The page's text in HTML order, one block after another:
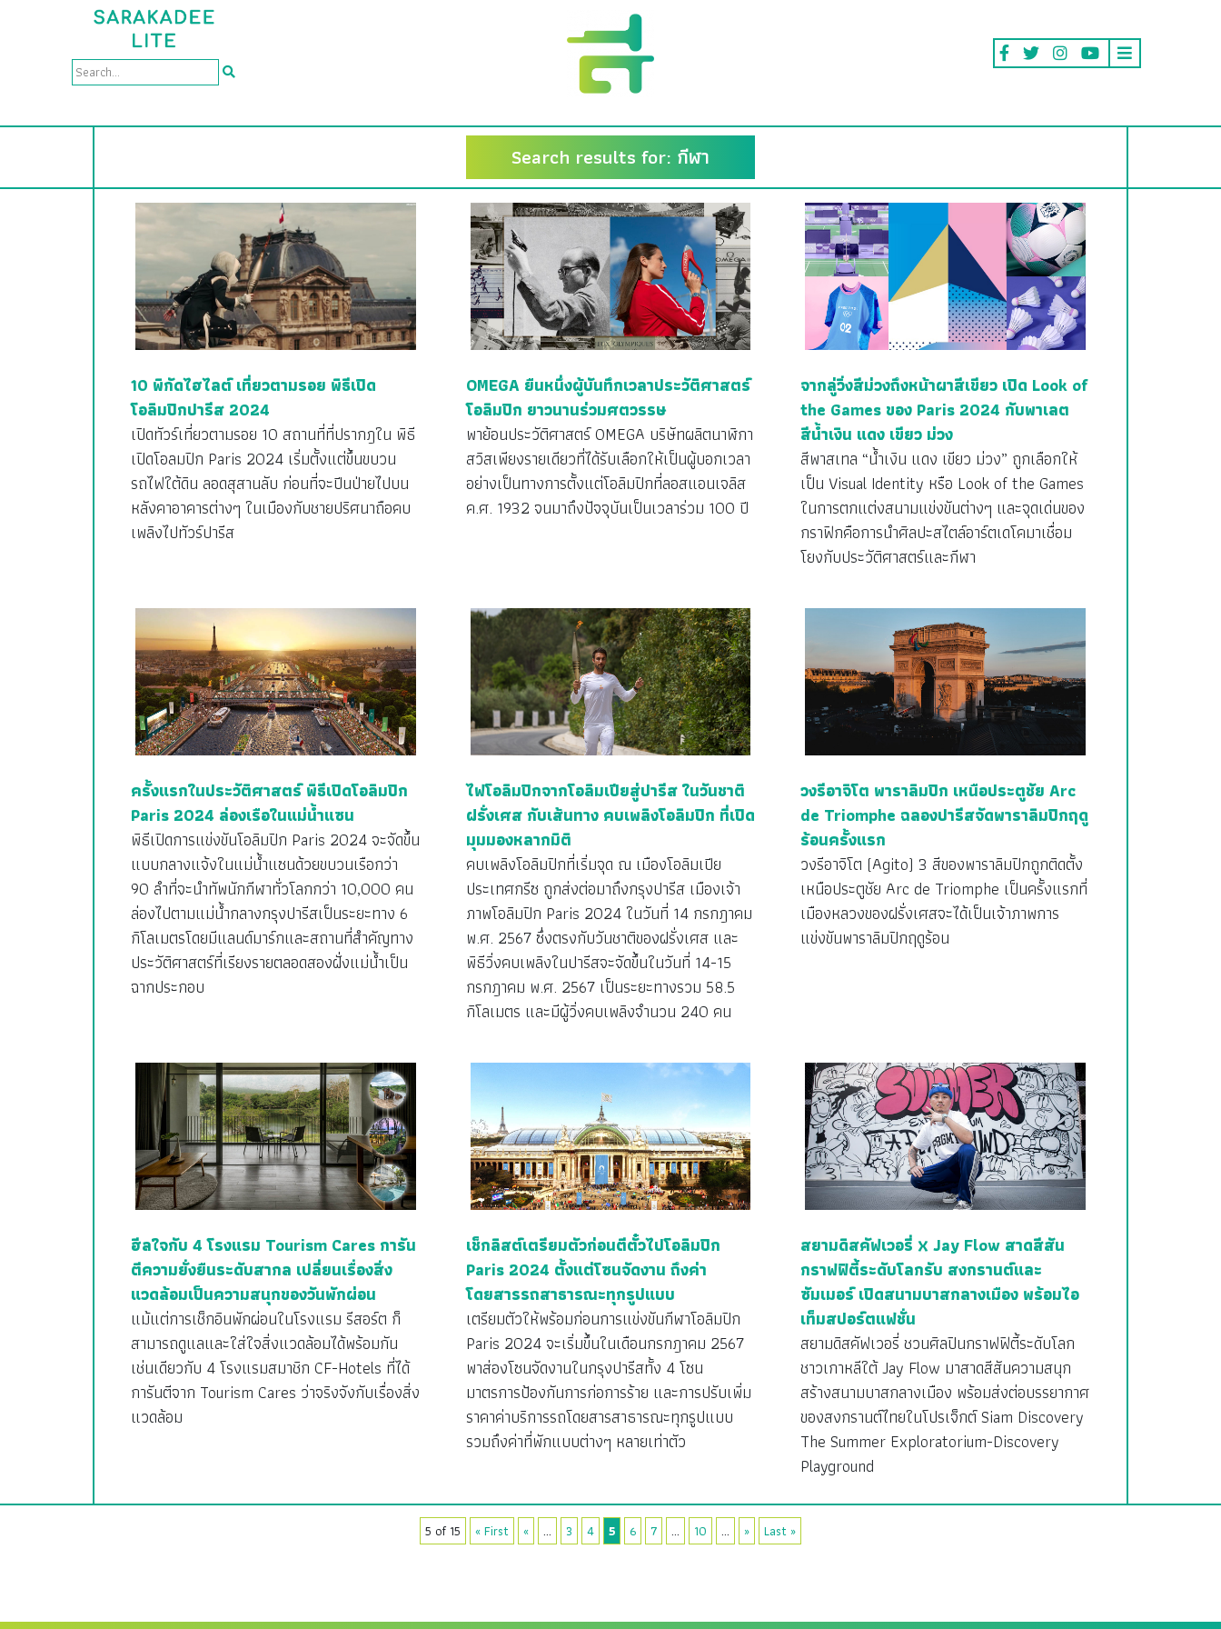
Search results for: กีฬา
10 พิกัดไฮไลต์ เที่ยวตามรอย พิธีเปิด
โอลิมปิกปารีส 2024
เปิดทัวร์เที่ยวตามรอย 10 สถานที่ที่ปรากฎใน พิธี
เปิดโอลมปิก Paris 2024 เริ่มตั้งแต่ขึ้นขบวน
รถไฟใต้ดิน ลอดสุสานลับ ก่อนที่จะปีนป่ายไปบน
หลังคาอาคารต่างๆ ในเมืองกับชายปริศนาถือคบ
เพลิงไปทัวร์ปารีส
OMEGA ยืนหนึ่งผู้บันทึกเวลาประวัติศาสตร์
โอลิมปิก ยาวนานร่วมศตวรรษ
พาย้อนประวัติศาสตร์ OMEGA บริษัทผลิตนาฬิกา
สวิสเพียงรายเดียวที่ได้รับเลือกให้เป็นผู้บอกเวลา
อย่างเป็นทางการตั้งแต่โอลิมปิกที่ลอสแอนเจลิส
ค.ศ. 1932 จนมาถึงปัจจุบันเป็นเวลาร่วม 100 ปี
จากลู่วิ่งสีม่วงถึงหน้าผาสีเขียว เปิด Look of
the Games ของ Paris 2024 กับพาเลต
สีน้ำเงิน แดง เขียว ม่วง
สีพาสเทล “น้ำเงิน แดง เขียว ม่วง” ถูกเลือกให้
เป็น Visual Identity หรือ Look of the Games
ในการตกแต่งสนามแข่งขันต่างๆ และจุดเด่นของ
กราฟิกคือการนำศิลปะสไตล์อาร์ตเดโคมาเชื่อม
โยงกับประวัติศาสตร์และกีฬา
ครั้งแรกในประวัติศาสตร์ พิธีเปิดโอลิมปิก
Paris 2024 ล่องเรือในแม่น้ำแซน
พิธีเปิดการแข่งขันโอลิมปิก Paris 2024 จะจัดขึ้น
แบบกลางแจ้งในแม่น้ำแซนด้วยขบวนเรือกว่า
90 ลำที่จะนำทัพนักกีฬาทั่วโลกกว่า 10,000 คน
ล่องไปตามแม่น้ำกลางกรุงปารีสเป็นระยะทาง 6
กิโลเมตรโดยมีแลนด์มาร์กและสถานที่สำคัญทาง
ประวัติศาสตร์ที่เรียงรายตลอดสองฝั่งแม่น้ำเป็น
ฉากประกอบ
ไฟโอลิมปิกจากโอลิมเปียสู่ปารีส ในวันชาติ
ฝรั่งเศส กับเส้นทาง คบเพลิงโอลิมปิก ที่เปิด
มุมมองหลากมิติ
คบเพลิงโอลิมปิกที่เริ่มจุด ณ เมืองโอลิมเปีย
ประเทศกรีซ ถูกส่งต่อมาถึงกรุงปารีส เมืองเจ้า
ภาพโอลิมปิก Paris 2024 ในวันที่ 14 กรกฎาคม
พ.ศ. 2567 ซึ่งตรงกับวันชาติของฝรั่งเศส และ
พิธีวิ่งคบเพลิงในปารีสจะจัดขึ้นในวันที่ 14-15
กรกฎาคม พ.ศ. 2567 เป็นระยะทางรวม 58.5
กิโลเมตร และมีผู้วิ่งคบเพลิงจำนวน 240 คน
วงรีอาจิโต พาราลิมปิก เหนือประตูชัย Arc
de Triomphe ฉลองปารีสจัดพาราลิมปิกฤดู
ร้อนครั้งแรก
วงรีอาจิโต (Agito) 3 สีของพาราลิมปิกถูกติดตั้ง
เหนือประตูชัย Arc de Triomphe เป็นครั้งแรกที่
เมืองหลวงของฝรั่งเศสจะได้เป็นเจ้าภาพการ
แข่งขันพาราลิมปิกฤดูร้อน
ฮีลใจกับ 4 โรงแรม Tourism Cares การัน
ตีความยั่งยืนระดับสากล เปลี่ยนเรื่องสิ่ง
แวดล้อมเป็นความสนุกของวันพักผ่อน
แม้แต่การเช็กอินพักผ่อนในโรงแรม รีสอร์ต ก็
สามารถดูแลและใส่ใจสิ่งแวดล้อมได้พร้อมกัน
เช่นเดียวกับ 4 โรงแรมสมาชิก CF-Hotels ที่ได้
การันตีจาก Tourism Cares ว่าจริงจังกับเรื่องสิ่ง
แวดล้อม
เช็กลิสต์เตรียมตัวก่อนตีตั๋วไปโอลิมปิก
Paris 2024 ตั้งแต่โซนจัดงาน ถึงค่า
โดยสารรถสาธารณะทุกรูปแบบ
เตรียมตัวให้พร้อมก่อนการแข่งขันกีฬาโอลิมปิก
Paris 2024 จะเริ่มขึ้นในเดือนกรกฎาคม 2567
พาส่องโซนจัดงานในกรุงปารีสทั้ง 4 โซน
มาตรการป้องกันการก่อการร้าย และการปรับเพิ่ม
ราคาค่าบริการรถโดยสารสาธารณะทุกรูปแบบ
รวมถึงค่าที่พักแบบต่างๆ หลายเท่าตัว
สยามดิสคัฟเวอรี่ X Jay Flow สาดสีสัน
กราฟฟิตี้ระดับโลกรับ สงกรานต์และ
ซัมเมอร์ เปิดสนามบาสกลางเมือง พร้อมไอ
เท็มสปอร์ตแฟชั่น
สยามดิสคัฟเวอรี่ ชวนศิลปินกราฟฟิตี้ระดับโลก
ชาวเกาหลีใต้ Jay Flow มาสาดสีสันความสนุก
สร้างสนามบาสกลางเมือง พร้อมส่งต่อบรรยากาศ
ของสงกรานต์ไทยในโปรเจ็กต์ Siam Discovery
The Summer Exploratorium-Discovery
Playground
5 of 15 « First « ... 3 4 5 6 7 ... 10 ... » Last »